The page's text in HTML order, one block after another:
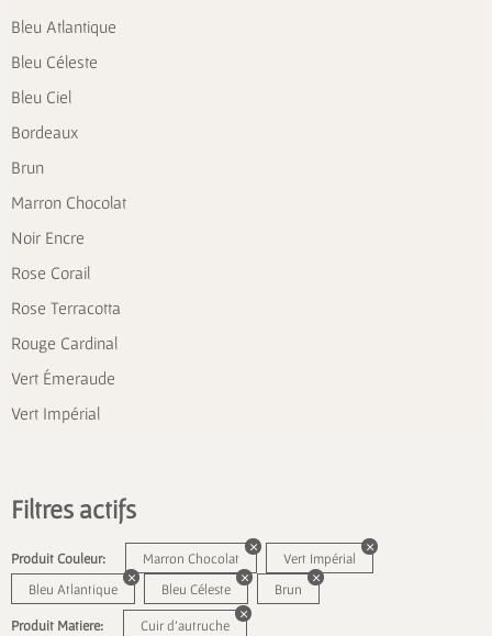
Bleu Atlantique
Bleu Céleste
Bleu Ciel
Bordeaux
Brun
Marron Chocolat
Noir Encre
Rose Corail
Rose Terracotta
Rouge Cardinal
Vert Émeraude
Vert Impérial
Filtres actifs
Produit Couleur: Marron Chocolat
Vert Impérial
Bleu Atlantique
Bleu Céleste Brun
Produit Matiere: Cuir d'autruche